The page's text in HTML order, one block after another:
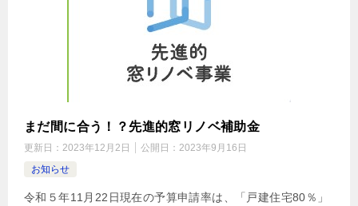
まだ間に合う！？先進的窓リノベ補助金
更新日： 2023年12月2日 公開日： 2023年9月16日
お知らせ
令和５年11月22日現在の予算申請率は、「戸建住宅80％」